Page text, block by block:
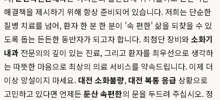
해결책을 제시하기 위해 항상 준비되어 있습니다. 저희는 단순한
질병 치료를 넘어, 환자 한 분 한 분이 '속 편한' 삶을 되찾을 수 있
도록 돕는 든든한 동반자가 되고자 합니다. 최첨단 장비와 소화기
내과 전문의의 깊이 있는 진료, 그리고 환자를 최우선으로 생각하
는 따뜻한 마음으로 최상의 의료 서비스를 약속드립니다. 이제 더
이상 망설이지 마세요. 대전 소화불량, 대전 복통 응급 상황으로
고민하고 있다면 언제든 둔산 속편한의 문을 두드려 주십시오. 정